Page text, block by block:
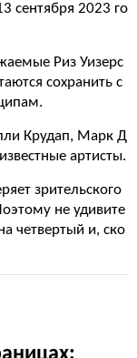
сентября 2023 го
Риз Уизерс
сохранить с
Крудап, Марк Д
артисты.
зрительского
не удивите
четвертый и, ско